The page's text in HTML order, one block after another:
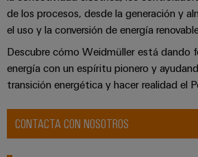
y
escalables
Construcción
naval
Soluciones
integrales
de
conexión
campo
Configurador
Weidmüller
Medición
Smart
Interfaces
y
de
migración
para
PLC
Interfaces
para
circuito
Servicios
de
laboratorio
Humanos
Nuestro
equipo
de
dirección
Política
de
de los procesos, desde la generación y
el uso y la conversión de energía
Descubre cómo Weidmüller está dando
energía con un espíritu pionero y
transición energética y hacer realidad el
CONTACTA CON NOSOTROS